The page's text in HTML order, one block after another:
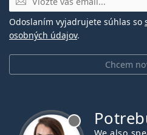
Chcem
Odoslaním vyjadrujete súhlas so
osobných údajov.